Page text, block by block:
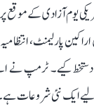
ویں امریکی یوم آزادی
پارلیمنٹ،
کیے۔ ٹرمپ نے
لیے ایک نئی شروعات